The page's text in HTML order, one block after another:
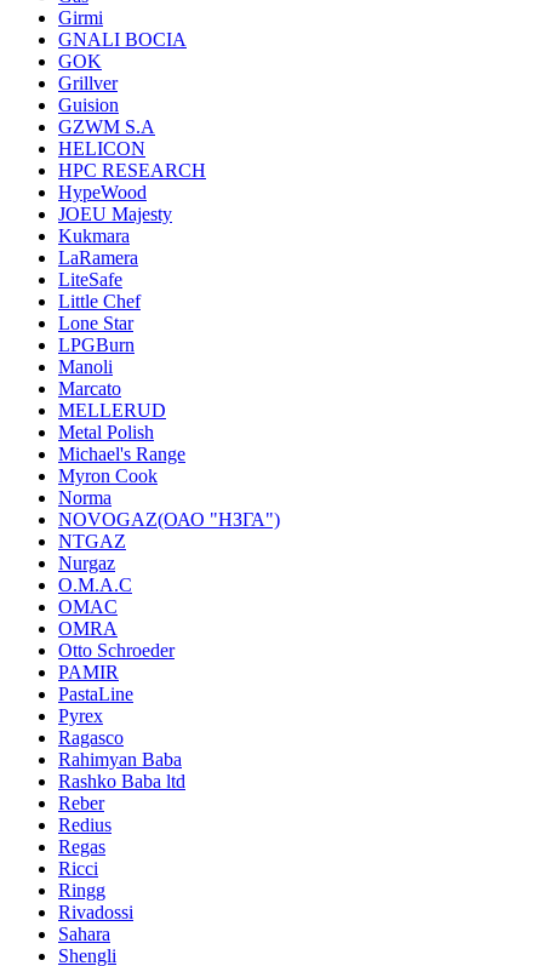
Girmi
GNALI BOCIA
GOK
Grillver
Guision
GZWM S.A
HELICON
HPC RESEARCH
HypeWood
JOEU Majesty
Kukmara
LaRamera
LiteSafe
Little Chef
Lone Star
LPGBurn
Manoli
Marcato
MELLERUD
Metal Polish
Michael's Range
Myron Cook
Norma
NOVOGAZ(ОАО "НЗГА")
NTGAZ
Nurgaz
O.M.A.C
OMAC
OMRA
Otto Schroeder
PAMIR
PastaLine
Pyrex
Ragasco
Rahimyan Baba
Rashko Baba ltd
Reber
Redius
Regas
Ricci
Ringg
Rivadossi
Sahara
Shengli